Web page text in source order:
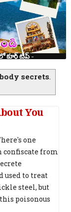
secrets.
You
one
confiscate from
used to treat
steel, but
poisonous